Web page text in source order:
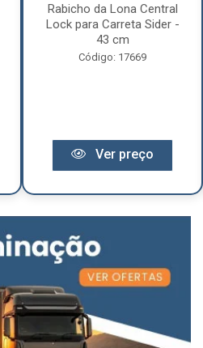
Rabicho da Lona Central
Lock para Carreta Sider -
43 cm
Código: 17669
Ver preço